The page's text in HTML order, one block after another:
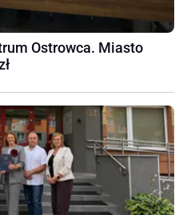
Ostrowca. Miasto